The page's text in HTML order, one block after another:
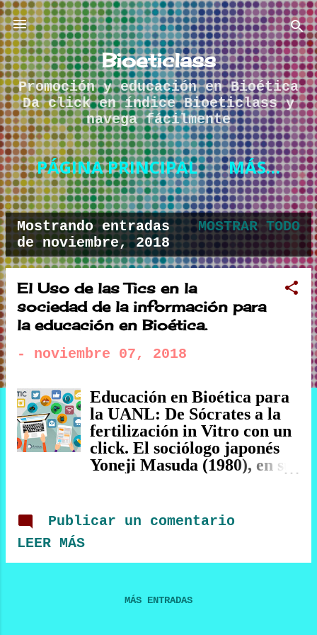
Ir al contenido principal
Bioeticlass
Promoción y educación en Bioética
Da click en índice Bioeticlass y
navega fácilmente
PÁGINA PRINCIPAL MÁS…
E
n
t
r
a
a
s
Mostrando entradas
de noviembre, 2018
MOSTRAR TODO
El Uso de las Tics en la
sociedad de la información para
la educación en Bioética.
- noviembre 07, 2018
Educación en Bioética para
la UANL: De Sócrates a la
fertilización in Vitro con un
click. El sociólogo japonés
Yoneji Masuda (1980), en su
Society, estableció el
referencia a que la
naturaleza, su generación,
Publicar un comentario
LEER MÁS
MÁS ENTRADAS